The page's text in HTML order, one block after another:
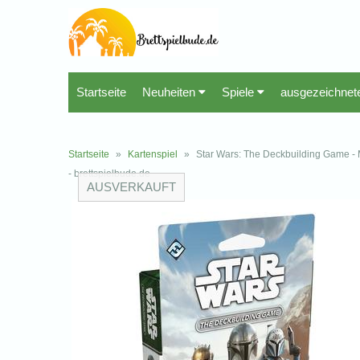
Startseite Neuheiten Spiele
Startseite » Kartenspiel »
Star Wars: The Deckbuilding Game
- brettspielbude.de
AUSVERKAUFT